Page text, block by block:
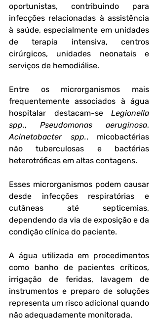
oportunistas, contribuindo para
infecções relacionadas à assistência
à saúde, especialmente em unidades
de terapia intensiva, centros
cirúrgicos, unidades neonatais e
serviços de hemodiálise.
Entre os microrganismos mais
frequentemente associados à água
hospitalar destacam-se Legionella
spp., Pseudomonas aeruginosa
Acinetobacter spp., micobactérias
não tuberculosas e bactérias
heterotróficas em altas contagens.
Esses microrganismos podem causar
desde infecções respiratórias e
cutâneas até septicemias,
dependendo da via de exposição e da
condição clínica do paciente.
A água utilizada em procedimentos
como banho de pacientes críticos,
irrigação de feridas, lavagem de
instrumentos e preparo de soluções
representa um risco adicional quando
não adequadamente monitorada.